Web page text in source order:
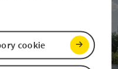
cookie